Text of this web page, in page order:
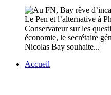
Conservateur sur les
économie, le secrétaire
Nicolas Bay souhaite...
Accueil